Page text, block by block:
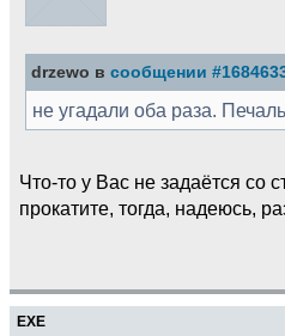
drzewo в сообщении
не угадали оба раза.
Что-то у Вас не задаётся со
прокатите, тогда, надеюсь,
EXE